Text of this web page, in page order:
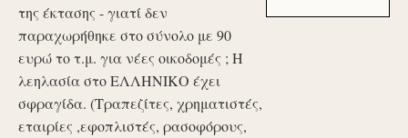
της έκτασης - γιατί δεν
παραχωρήθηκε στο σύνολο με 90
ευρώ το τ.μ. για νέες οικοδομές ; Η
λεηλασία στο ΕΛΛΗΝΙΚΟ έχει
σφραγίδα. (Τραπεζίτες, χρηματιστές,
εταιρίες ,εφοπλιστές, ρασοφόρους,